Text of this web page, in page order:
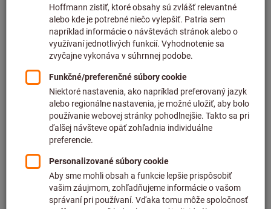
plus náklady na dopravu
Individuálne ceny pre obchodných zákazníkov po
prihlásení.